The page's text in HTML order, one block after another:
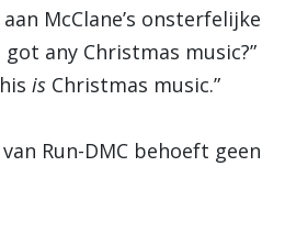
McClane’s onsterfelijke
got any Christmas music?”
is Christmas music.”
Run-DMC behoeft geen